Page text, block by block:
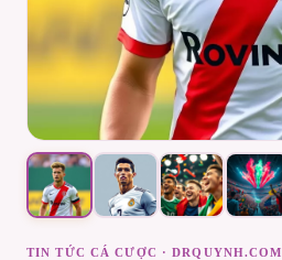
TIN TỨC CÁ CƯỢC · DRQUYNH.COM